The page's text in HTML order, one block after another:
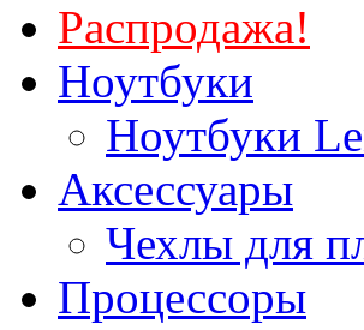
Распродажа!
Ноутбуки
Ноутбуки
Аксессуары
Чехлы для
Процессоры